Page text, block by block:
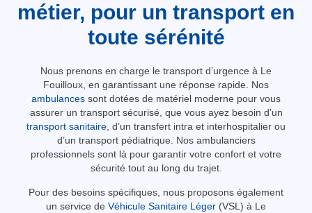
métier, pour un transport en
toute sérénité
Nous prenons en charge le transport d’urgence à Le
Fouilloux, en garantissant une réponse rapide. Nos
ambulances sont dotées de matériel moderne pour vous
assurer un transport sécurisé, que vous ayez besoin d’un
transport sanitaire, d’un transfert intra et interhospitalier ou
d’un transport pédiatrique. Nos ambulanciers
professionnels sont là pour garantir votre confort et votre
sécurité tout au long du trajet.
Pour des besoins spécifiques, nous proposons également
un service de Véhicule Sanitaire Léger (VSL) à Le